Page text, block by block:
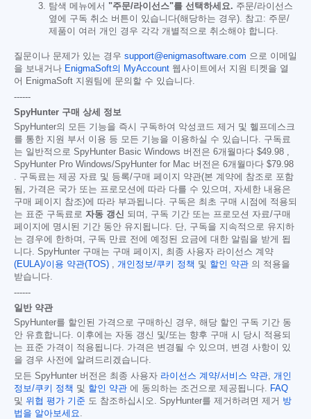
탐색 메뉴에서 "주문/라이선스"를 선택하세요. 주문/라이선스
옆에 구독 취소 버튼이 있습니다(해당하는 경우). 참고: 주문/
제품이 여러 개인 경우 각각 개별적으로 취소해야 합니다.
질문이나 문제가 있는 경우 support@enigmasoftware.com 으로 이메일
을 보내거나 EnigmaSoft의 MyAccount 웹사이트에서 지원 티켓을 열
어 EnigmaSoft 지원팀에 문의할 수 있습니다.
------
SpyHunter 구매 상세 정보
SpyHunter의 모든 기능을 즉시 구독하여 악성코드 제거 및 헬프데스크
를 통한 지원 부서 이용 등 모든 기능을 이용하실 수 있습니다. 구독료
는 일반적으로 SpyHunter Basic Windows 버전은 6개월마다 $49.98 ,
SpyHunter Pro Windows/SpyHunter for Mac 버전은 6개월마다 $79.98
. 구독료는 제공 자료 및 등록/구매 페이지 약관(본 계약에 참조로 포함
됨, 가격은 국가 또는 프로모션에 따라 다를 수 있으며, 자세한 내용은
구매 페이지 참조)에 따라 부과됩니다. 구독은 최초 구매 시점에 적용되
는 표준 구독료로 자동 갱신 되며, 구독 기간 또는 프로모션 자료/구매
페이지에 명시된 기간 동안 유지됩니다. 단, 구독을 지속적으로 유지하
는 경우에 한하며, 구독 만료 전에 예정된 요금에 대한 알림을 받게 됩
니다. SpyHunter 구매는 구매 페이지, 최종 사용자 라이선스 계약
(EULA)/이용 약관(TOS) , 개인정보/쿠키 정책 및 할인 약관 의 적용을
받습니다.
------
일반 약관
SpyHunter를 할인된 가격으로 구매하신 경우, 해당 할인 구독 기간 동
안 유효합니다. 이후에는 자동 갱신 및/또는 향후 구매 시 당시 적용되
는 표준 가격이 적용됩니다. 가격은 변경될 수 있으며, 변경 사항이 있
을 경우 사전에 알려드리겠습니다.
모든 SpyHunter 버전은 최종 사용자 라이선스 계약/서비스 약관, 개인
정보/쿠키 정책 및 할인 약관 에 동의하는 조건으로 제공됩니다. FAQ
및 위협 평가 기준 도 참조하십시오. SpyHunter를 제거하려면 제거 방
법을 알아보세요.